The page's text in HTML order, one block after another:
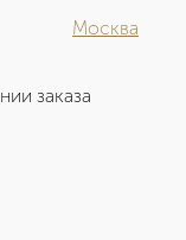
Москва
заказа